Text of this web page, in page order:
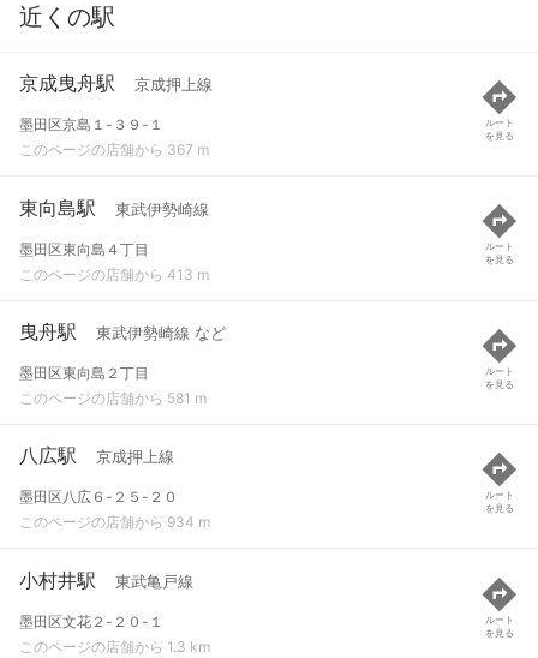
近くの駅
京成曳舟駅 京成押上線
墨田区京島１-３９-１
このページの店舗から 367 m
ルート
を見る
東向島駅 東武伊勢崎線
墨田区東向島４丁目
このページの店舗から 413 m
ルート
を見る
曳舟駅 東武伊勢崎線 など
墨田区東向島２丁目
このページの店舗から 581 m
ルート
を見る
八広駅 京成押上線
墨田区八広６-２５-２０
このページの店舗から 934 m
ルート
を見る
小村井駅 東武亀戸線
墨田区文花２-２０-１
このページの店舗から 1.3 km
ルート
を見る